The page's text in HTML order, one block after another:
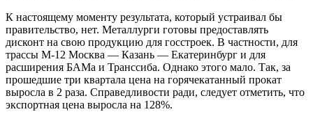
К настоящему моменту результата, который устраивал бы
правительство, нет. Металлурги готовы предоставлять
дисконт на свою продукцию для госстроек. В частности, для
трассы М-12 Москва — Казань — Екатеринбург и для
расширения БАМа и Транссиба. Однако этого мало. Так, за
прошедшие три квартала цена на горячекатанный прокат
выросла в 2 раза. Справедливости ради, следует отметить, что
экспортная цена выросла на 128%.